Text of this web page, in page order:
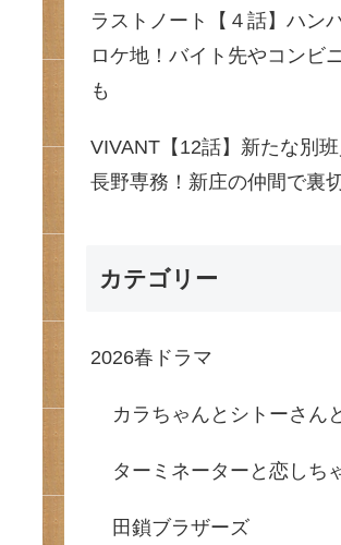
ラストノート【４話】ハン
ロケ地！バイト先やコンビ
も
VIVANT【12話】新たな別
長野専務！新庄の仲間で裏
カテゴリー
2026春ドラマ
カラちゃんとシトーさん
ターミネーターと恋しち
田鎖ブラザーズ